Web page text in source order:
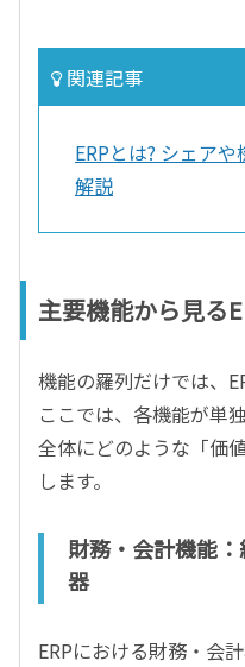
関連記事
ERPとは? シェア
解説
主要機能から見る
機能の羅列だけでは、
ここでは、各機能が単
全体にどのような「価
します。
財務・会計機能
器
ERPにおける財務・会